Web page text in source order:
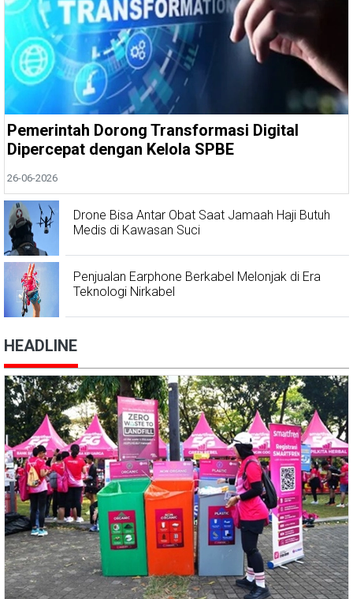
Pemerintah Dorong Transformasi Digital
Dipercepat dengan Kelola SPBE
26-06-2026
Drone Bisa Antar Obat Saat Jamaah Haji Butuh
Medis di Kawasan Suci
Penjualan Earphone Berkabel Melonjak di Era
Teknologi Nirkabel
HEADLINE